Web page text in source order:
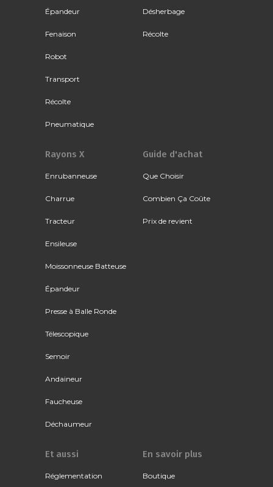
Épandeur
Fenaison
Robot
Transport
Récolte
Pneumatique
Désherbage
Récolte
Rayons X
Enrubanneuse
Charrue
Tracteur
Ensileuse
Moissonneuse Batteuse
Épandeur
Presse à Balle Ronde
Télescopique
Semoir
Andaineur
Faucheuse
Déchaumeur
Guide d'achat
Que Choisir
Combien Ça Coûte
Prix de revient
Et aussi
Réglementation
En savoir plus
Boutique